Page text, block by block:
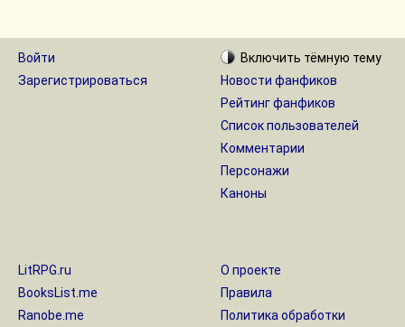
Войти
Зарегистрироваться
Включить тёмную тему
Новости фанфиков
Рейтинг фанфиков
Список пользователей
Комментарии
Персонажи
Каноны
LitRPG.ru
BooksList.me
Ranobe.me
О проекте
Правила
Политика обработки